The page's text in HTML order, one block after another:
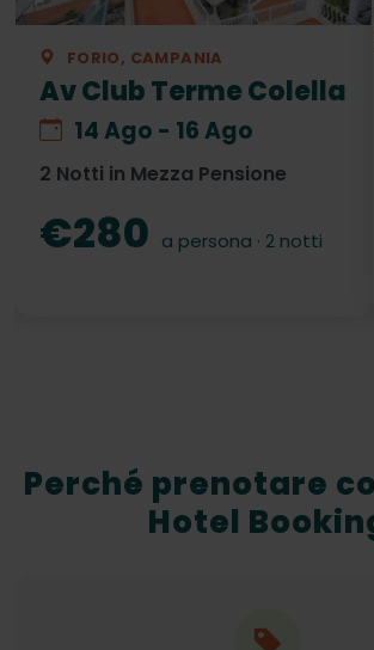
FORIO, CAMPANIA
Av Club Terme Colella
14 Ago - 16 Ago
2 Notti in Mezza Pensione
€280 a persona · 2 notti
Perché prenotare
Hotel